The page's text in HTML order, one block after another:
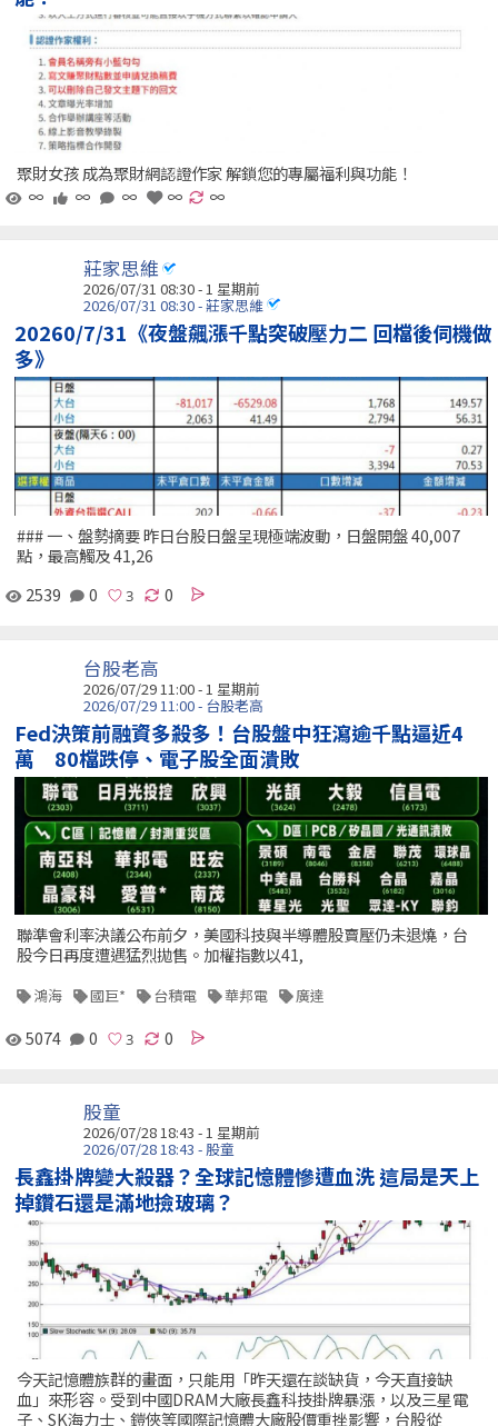
聚財女孩 成為聚財網認證作家 解鎖您的專屬福利與功能！
∞
∞ ∞ ∞ ∞
莊家思維
2026/07/31 08:30 - 1 星期前
2026/07/31 08:30 - 莊家思維
20260/7/31《夜盤飆漲千點突破壓力二 回檔後伺機做
多》
### 一、盤勢摘要 昨日台股日盤呈現極端波動，日盤開盤 40,007
點，最高觸及 41,26
2539
0 0
台股老高
2026/07/29 11:00 - 1 星期前
2026/07/29 11:00 - 台股老高
Fed決策前融資多殺多！台股盤中狂瀉逾千點逼近4
萬 80檔跌停、電子股全面潰敗
聯準會利率決議公布前夕，美國科技與半導體股賣壓仍未退燒，台
股今日再度遭遇猛烈拋售。加權指數以41,
鴻海 國巨* 台積電 華邦電 廣達
5074 0 0
股童
2026/07/28 18:43 - 1 星期前
2026/07/28 18:43 - 股童
長鑫掛牌變大殺器？全球記憶體慘遭血洗 這局是天上
掉鑽石還是滿地撿玻璃？
今天記憶體族群的畫面，只能用「昨天還在談缺貨，今天直接缺
血」來形容。受到中國DRAM大廠長鑫科技掛牌暴漲，以及三星電
子、SK海力士、鎧俠等國際記憶體大廠股價重挫影響，台股從